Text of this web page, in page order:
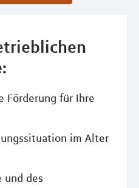
für Ihre
im Alter
und des